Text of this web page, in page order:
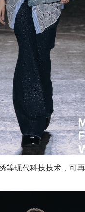
等现代科技技术，可